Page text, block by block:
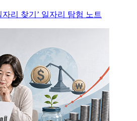
자리 찾기’ 일자리 탐험 노트